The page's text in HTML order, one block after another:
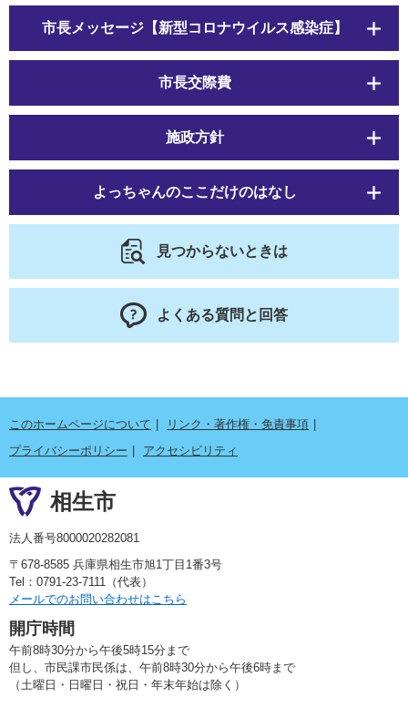
市長メッセージ【新型コロナウイルス感染症】
市長交際費
施政方針
よっちゃんのここだけのはなし
見つからないときは
よくある質問と回答
このホームページについて
リンク・著作権・免責事項
プライバシーポリシー
アクセシビリティ
相生市
法人番号8000020282081
〒678-8585 兵庫県相生市旭1丁目1番3号
Tel：0791-23-7111（代表）
メールでのお問い合わせはこちら
開庁時間
午前8時30分から午後5時15分まで
但し、市民課市民係は、午前8時30分から午後6時まで
（土曜日・日曜日・祝日・年末年始は除く）